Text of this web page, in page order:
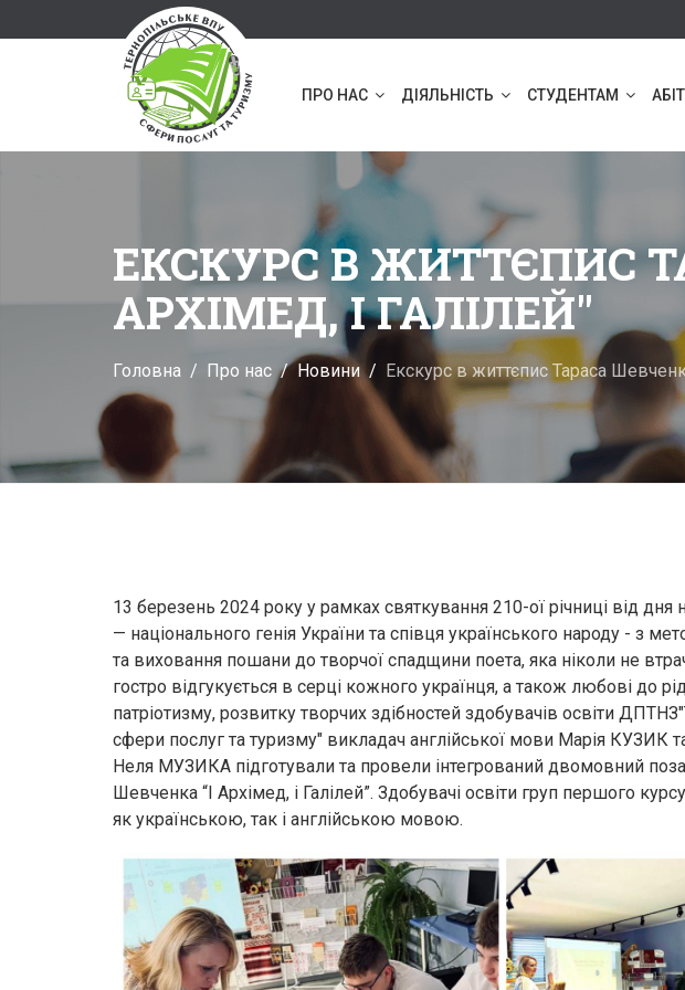
ПРО НАС ДІЯЛЬНІСТЬ СТУДЕНТАМ
ЕКСКУРС В ЖИТТЄПИС
АРХІМЕД, І ГАЛІЛЕЙ"
Головна Про нас Новини Екскурс в життєпис Тараса
13 березень 2024 року у рамках святкування 210-ої річниці від
— національного генія України та співця українського народу - з
та виховання пошани до творчої спадщини поета, яка ніколи не
гостро відгукується в серці кожного українця, а також любові до
патріотизму, розвитку творчих здібностей здобувачів освіти
сфери послуг та туризму" викладач англійської мови Марія КУЗИК
Неля МУЗИКА підготували та провели інтегрований двомовний
Шевченка “І Архімед, і Галілей”. Здобувачі освіти груп першого
як українською, так і англійською мовою.